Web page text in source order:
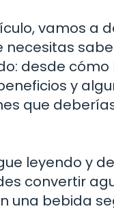
vamos a
necesitas
desde cómo
y
que
leyendo y
convertir
una bebida